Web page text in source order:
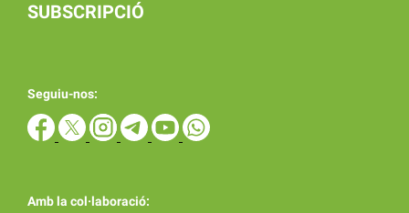
SUBSCRIPCIÓ
Seguiu-nos:
Amb la col·laboració: